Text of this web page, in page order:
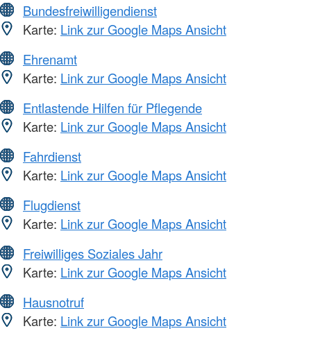
Bundesfreiwilligendienst
Karte: Link zur Google Maps Ansicht
Ehrenamt
Karte: Link zur Google Maps Ansicht
Entlastende Hilfen für Pflegende
Karte: Link zur Google Maps Ansicht
Fahrdienst
Karte: Link zur Google Maps Ansicht
Flugdienst
Karte: Link zur Google Maps Ansicht
Freiwilliges Soziales Jahr
Karte: Link zur Google Maps Ansicht
Hausnotruf
Karte: Link zur Google Maps Ansicht